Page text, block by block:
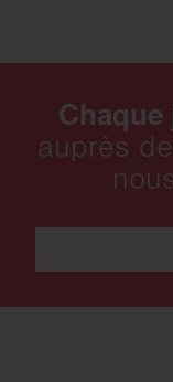
auprès